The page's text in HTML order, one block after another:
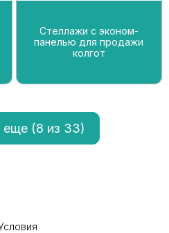
Стеллажи с эконом-
панелью для продажи
колгот
еще (8 из 33)